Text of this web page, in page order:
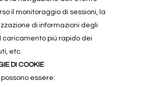
il monitoraggio di sessioni, la
di informazioni degli
caricamento più rapido dei
etc.
DI COOKIE
possono essere: